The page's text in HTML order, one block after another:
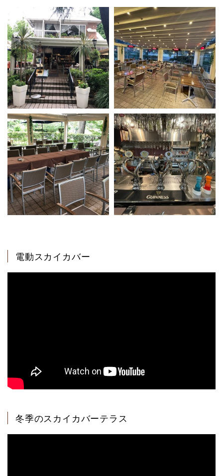
電動スカイカバー
冬季のスカイカバーテラス